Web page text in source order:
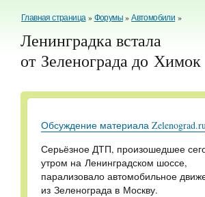
Главная страница »Форумы» Автомобили »
Ленинградка встала
от Зеленограда до Химок
Обсуждение материала
Серьёзное ДТП, произошедшее
утром на Ленинградском шоссе,
парализовало автомобильное
из Зеленограда в Москву.